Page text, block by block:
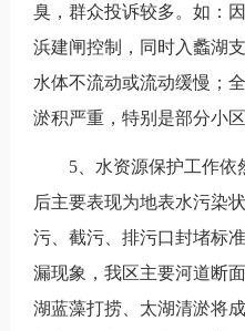
臭，群众投诉较多。如：
浜建闸控制，同时入蠡湖
水体不流动或流动缓慢；
淤积严重，特别是部分小区
5、水资源保护工作
后主要表现为地表水污染
污、截污、排污口封堵标
漏现象，我区主要河道断
湖蓝藻打捞、太湖清淤将